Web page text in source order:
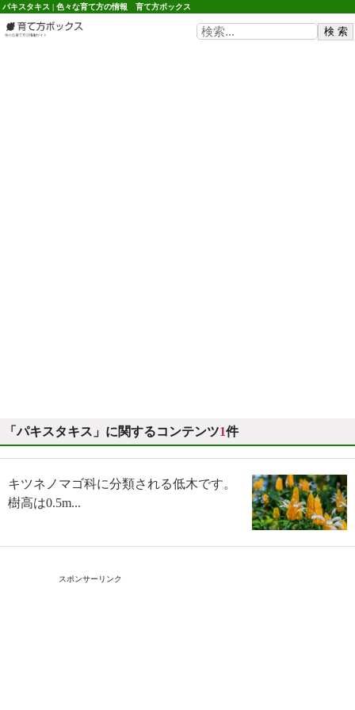
パキスタキス | 色々な育て方の情報 育て方ボックス
「パキスタキス」に関するコンテンツ1件
キツネノマゴ科に分類される低木です。
樹高は0.5m...
スポンサーリンク